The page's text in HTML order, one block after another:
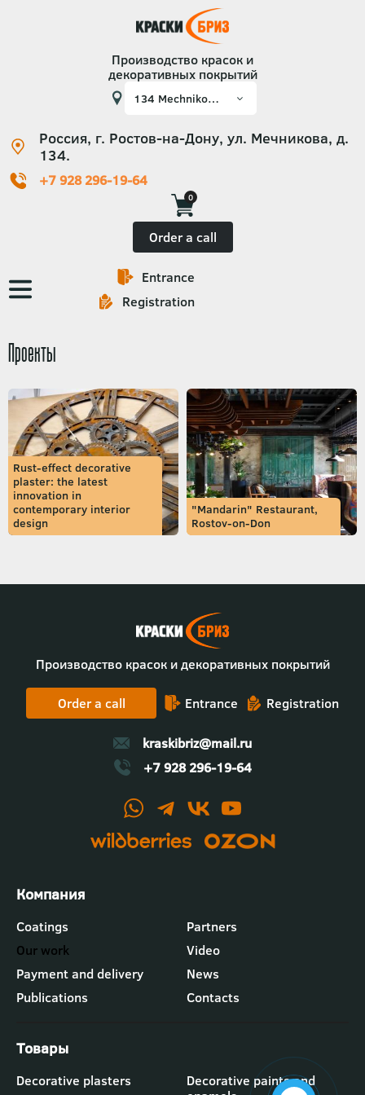
Производство красок и
декоративных покрытий
Россия, г. Ростов-на-Дону, ул. Мечникова, д.
134.
+7 928 296-19-64
0
Order a call
Основная
навигация
Entrance
Registration
Проекты
Rust-effect decorative
plaster: the latest
innovation in
contemporary interior
design
"Mandarin" Restaurant,
Rostov-on-Don
Производство красок и декоративных покрытий
Order a call Entrance Registration
kraskibriz@mail.ru
+7 928 296-19-64
Футер
-
меню
"Компания"
Coatings
Partners
Our work
Video
Payment and delivery
News
Publications
Contacts
Футер
Decorative plasters
Decorative paints and